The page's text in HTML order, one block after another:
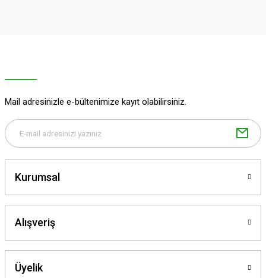
Gönder
Mail adresinizle e-bültenimize kayıt olabilirsiniz.
Kurumsal
Alışveriş
Üyelik